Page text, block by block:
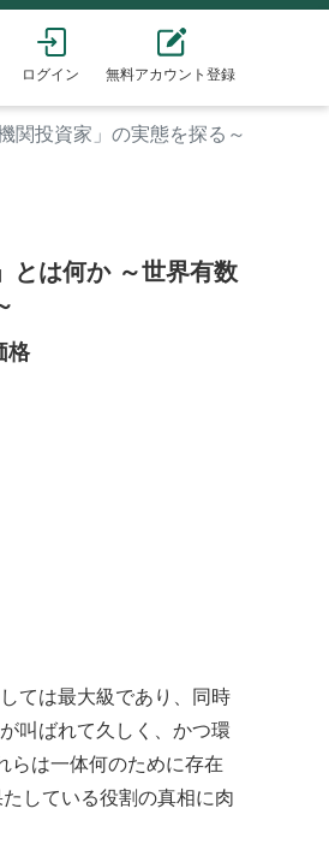
ログイン 無料アカウント登録
関投資家」の実態を探る～
とは何か ～世界有数
格
ては最大級であり、同時
叫ばれて久しく、かつ環
らは一体何のために存在
している役割の真相に肉